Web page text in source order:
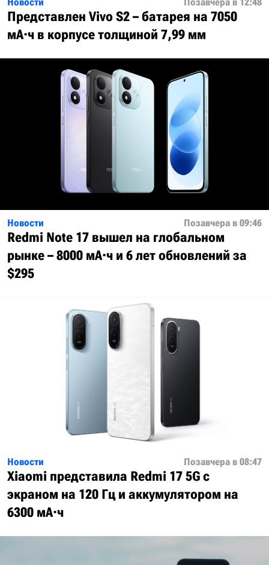
Представлен Vivo S2 – батарея на 7050
мА·ч в корпусе толщиной 7,99 мм
Новости Позавчера в 09:46
Redmi Note 17 вышел на глобальном
рынке – 8000 мА·ч и 6 лет обновлений за
$295
Новости Позавчера в 08:47
Xiaomi представила Redmi 17 5G с
экраном на 120 Гц и аккумулятором на
6300 мА·ч